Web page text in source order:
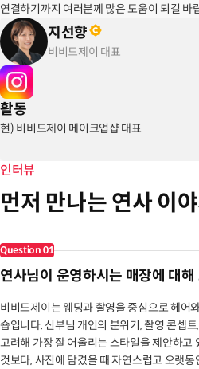
연결하기까지 여러분께 많은 도움이 되길 바
지선향
비비드제이 대표
활동
현) 비비드제이 메이크업샵 대표
인터뷰
먼저 만나는 연사 이야
Question 01
연사님이 운영하시는 매장에 대
비비드제이는 웨딩과 촬영을 중심으로 헤어
숍입니다. 신부님 개인의 분위기, 촬영 콘셉
고려해 가장 잘 어울리는 스타일을 제안하고
것보다, 사진에 담겼을 때 자연스럽고 오랫